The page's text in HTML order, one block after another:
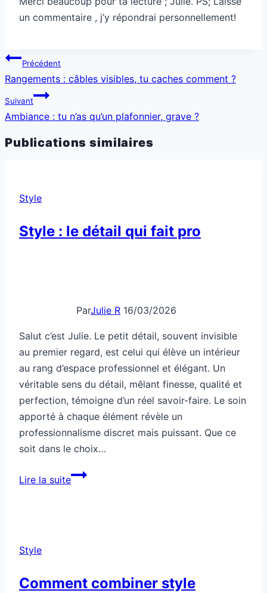
un commentaire , j’y répondrai personnellement!
Navigation
de
l’article
Précédent
Rangements : câbles visibles, tu caches comment ?
Suivant
Ambiance : tu n’as qu’un plafonnier, grave ?
Publications similaires
Style
Style : le détail qui fait pro
ParJulie R 16/03/2026
Salut c’est Julie. Le petit détail, souvent invisible
au premier regard, est celui qui élève un intérieur
au rang d’espace professionnel et élégant. Un
véritable sens du détail, mêlant finesse, qualité et
perfection, témoigne d’un réel savoir-faire. Le soin
apporté à chaque élément révèle un
professionnalisme discret mais puissant. Que ce
soit dans le choix…
Lire la suiteStyle
Style
Comment combiner style